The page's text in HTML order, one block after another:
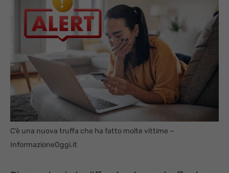
C’è una nuova truffa che ha fatto molte vittime –
InformazioneOggi.it